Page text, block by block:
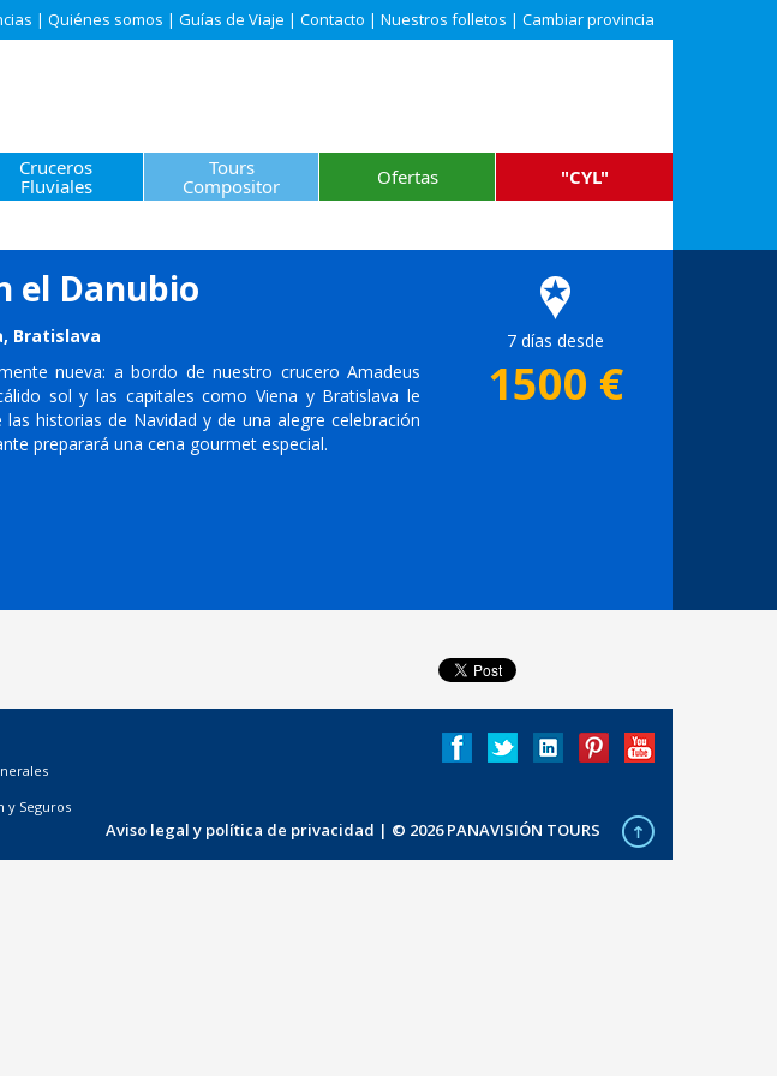
| Quiénes somos | Guías de Viaje | Contacto | Nuestros folletos | Cambiar provincia
Cruceros
Fluviales
Tours
Compositor
Ofertas "CYL"
el Danubio
Bratislava
nueva: a bordo de nuestro crucero Amadeus
sol y las capitales como Viena y Bratislava le
historias de Navidad y de una alegre celebración
preparará una cena gourmet especial.
7 días desde
1500 €
y Seguros
Aviso legal y política de privacidad | © 2026 PANAVISIÓN TOURS